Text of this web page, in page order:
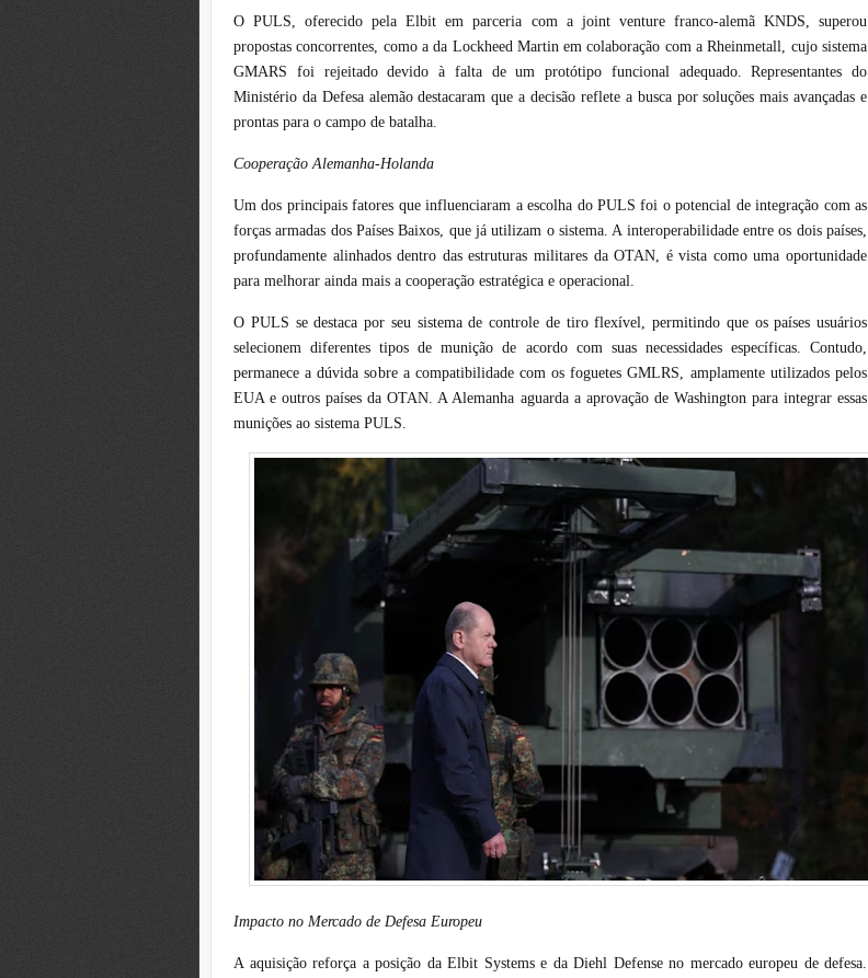
O PULS, oferecido pela Elbit em parceria com a joint venture franco-alemã KNDS, superou
propostas concorrentes, como a da Lockheed Martin em colaboração com a Rheinmetall, cujo sistema
GMARS foi rejeitado devido à falta de um protótipo funcional adequado. Representantes do
Ministério da Defesa alemão destacaram que a decisão reflete a busca por soluções mais avançadas e
prontas para o campo de batalha.
Cooperação Alemanha-Holanda
Um dos principais fatores que influenciaram a escolha do PULS foi o potencial de integração com as
forças armadas dos Países Baixos, que já utilizam o sistema. A interoperabilidade entre os dois países,
profundamente alinhados dentro das estruturas militares da OTAN, é vista como uma oportunidade
para melhorar ainda mais a cooperação estratégica e operacional.
O PULS se destaca por seu sistema de controle de tiro flexível, permitindo que os países usuários
selecionem diferentes tipos de munição de acordo com suas necessidades específicas. Contudo,
permanece a dúvida sobre a compatibilidade com os foguetes GMLRS, amplamente utilizados pelos
EUA e outros países da OTAN. A Alemanha aguarda a aprovação de Washington para integrar essas
munições ao sistema PULS.
Impacto no Mercado de Defesa Europeu
A aquisição reforça a posição da Elbit Systems e da Diehl Defense no mercado europeu de defesa.